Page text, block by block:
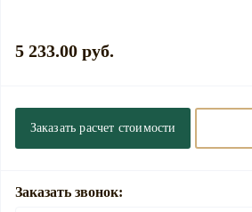
5 233.00 руб.
Заказать расчет стоимости
Заказать звонок: